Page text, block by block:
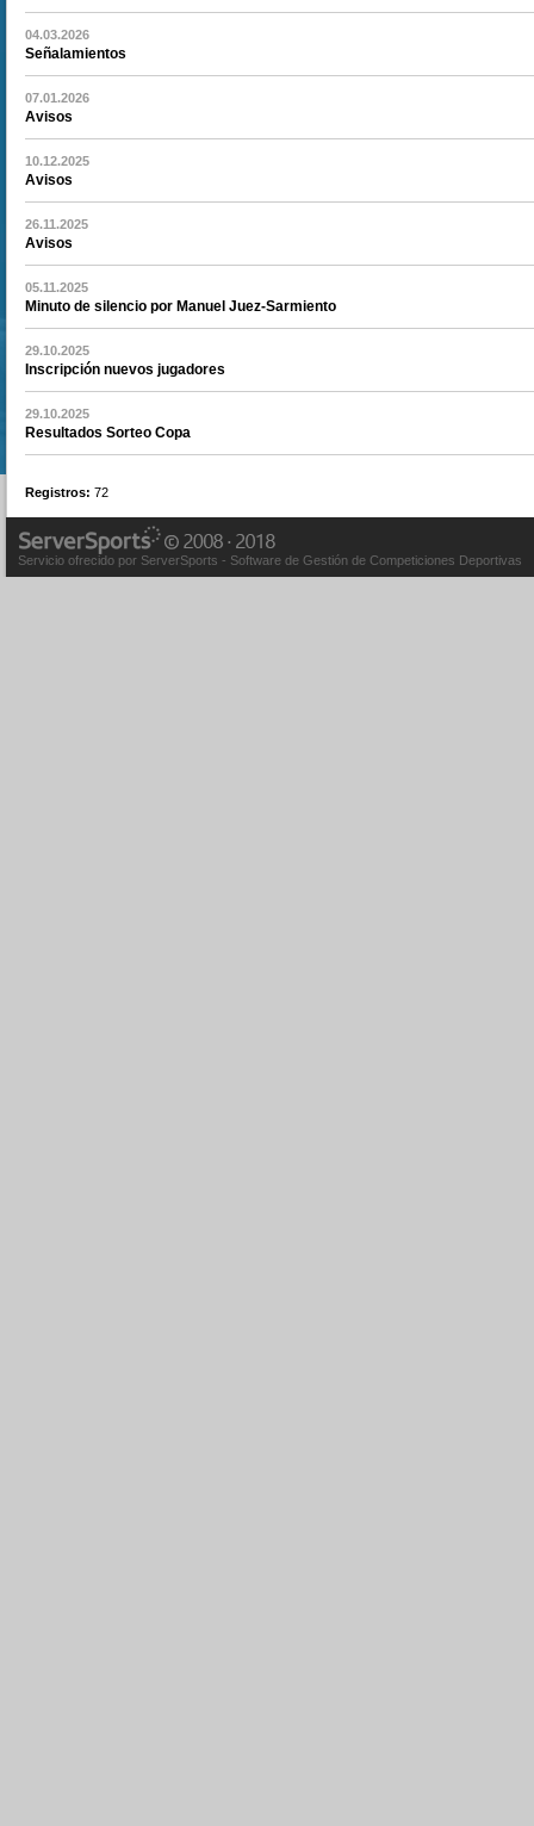
04.03.2026
Señalamientos
07.01.2026
Avisos
10.12.2025
Avisos
26.11.2025
Avisos
05.11.2025
Minuto de silencio por Manuel Juez-Sarmiento
29.10.2025
Inscripción nuevos jugadores
29.10.2025
Resultados Sorteo Copa
Registros: 72
Servicio ofrecido por ServerSports - Software de Gestión de Competiciones Deportivas